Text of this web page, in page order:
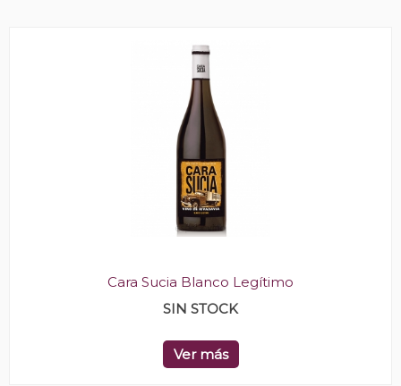
Cara Sucia Blanco Legítimo
SIN STOCK
Ver más